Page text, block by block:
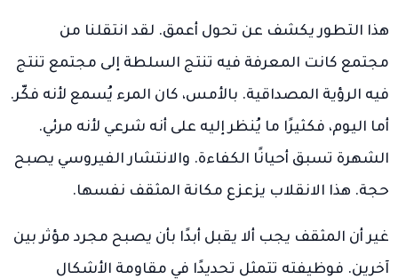
هذا التطور يكشف عن تحول أعمق. لقد انتقلنا من
مجتمع كانت المعرفة فيه تنتج السلطة إلى مجتمع تنتج
فيه الرؤية المصداقية. بالأمس، كان المرء يُسمع لأنه فكّر.
أما اليوم، فكثيرًا ما يُنظر إليه على أنه شرعي لأنه مرئي.
الشهرة تسبق أحيانًا الكفاءة. والانتشار الفيروسي يصبح
حجة. هذا الانقلاب يزعزع مكانة المثقف نفسها.
غير أن المثقف يجب ألا يقبل أبدًا بأن يصبح مجرد مؤثر بين
آخرين. فوظيفته تتمثل تحديدًا في مقاومة الأشكال